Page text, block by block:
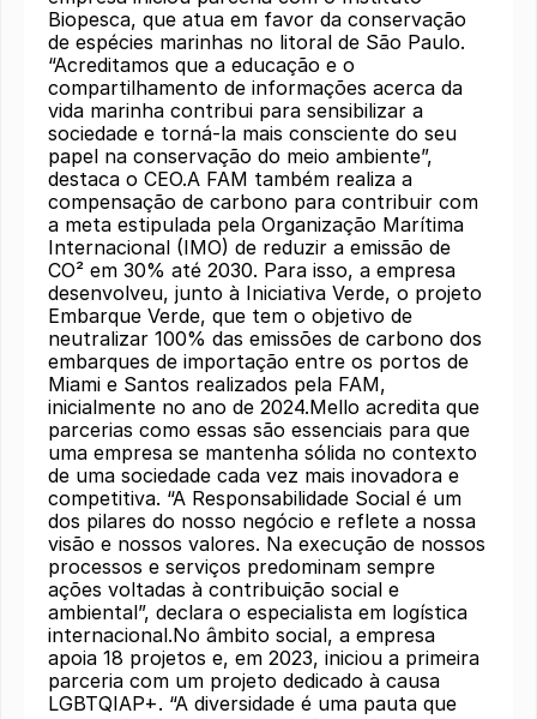
Biopesca, que atua em favor da conservação
de espécies marinhas no litoral de São Paulo.
“Acreditamos que a educação e o
compartilhamento de informações acerca da
vida marinha contribui para sensibilizar a
sociedade e torná-la mais consciente do seu
papel na conservação do meio ambiente”,
destaca o CEO.A FAM também realiza a
compensação de carbono para contribuir com
a meta estipulada pela Organização Marítima
Internacional (IMO) de reduzir a emissão de
CO² em 30% até 2030. Para isso, a empresa
desenvolveu, junto à Iniciativa Verde, o projeto
Embarque Verde, que tem o objetivo de
neutralizar 100% das emissões de carbono dos
embarques de importação entre os portos de
Miami e Santos realizados pela FAM,
inicialmente no ano de 2024.Mello acredita que
parcerias como essas são essenciais para que
uma empresa se mantenha sólida no contexto
de uma sociedade cada vez mais inovadora e
competitiva. “A Responsabilidade Social é um
dos pilares do nosso negócio e reflete a nossa
visão e nossos valores. Na execução de nossos
processos e serviços predominam sempre
ações voltadas à contribuição social e
ambiental”, declara o especialista em logística
internacional.No âmbito social, a empresa
apoia 18 projetos e, em 2023, iniciou a primeira
parceria com um projeto dedicado à causa
LGBTQIAP+. “A diversidade é uma pauta que